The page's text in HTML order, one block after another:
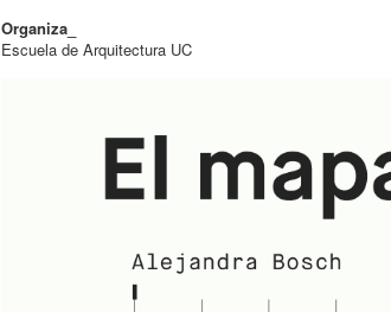
Organiza_
Escuela de Arquitectura UC